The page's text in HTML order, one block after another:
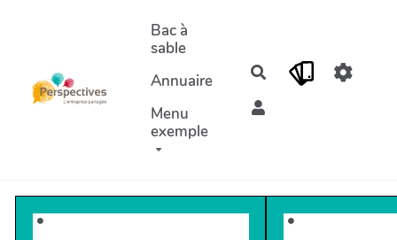
Aller au contenu principal
Bac à
sable
Annuaire
Menu
exemple
Rechercher
⚫️ ⚫️